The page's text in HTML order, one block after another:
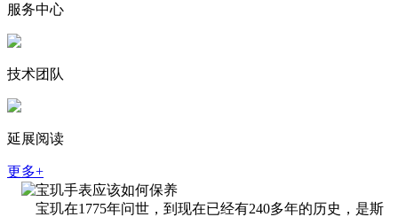
服务中心
技术团队
延展阅读
更多+
宝玑在1775年问世，到现在已经有240多年的历史，是斯